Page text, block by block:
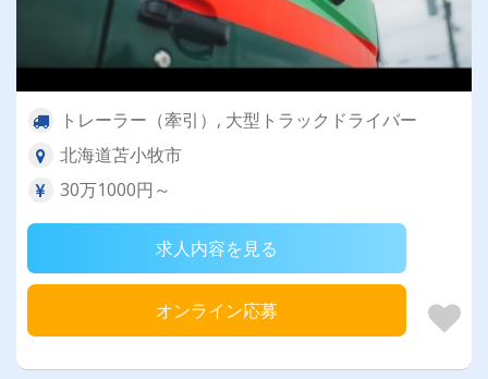
トレーラー（牽引）, 大型トラックドライバー
北海道苫小牧市
30万1000円～
求人内容を見る
オンライン応募